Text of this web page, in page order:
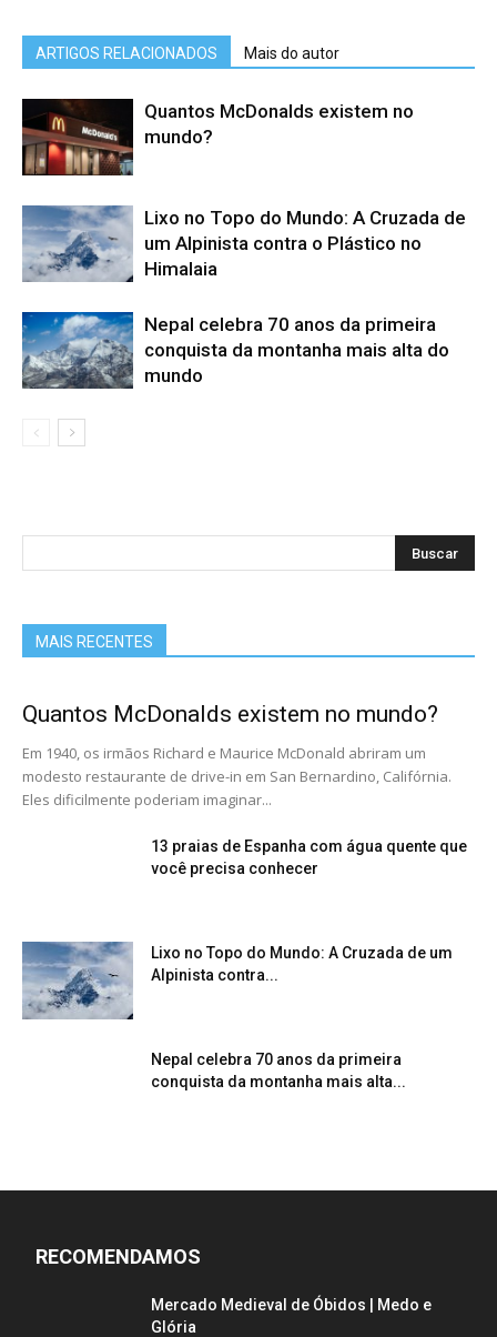
ARTIGOS RELACIONADOS Mais do autor
Quantos McDonalds existem no
mundo?
Lixo no Topo do Mundo: A Cruzada de
um Alpinista contra o Plástico no
Himalaia
Nepal celebra 70 anos da primeira
conquista da montanha mais alta do
mundo
MAIS RECENTES
Quantos McDonalds existem no mundo?
Em 1940, os irmãos Richard e Maurice McDonald abriram um
modesto restaurante de drive-in em San Bernardino, Califórnia.
Eles dificilmente poderiam imaginar...
13 praias de Espanha com água quente que
você precisa conhecer
Lixo no Topo do Mundo: A Cruzada de um
Alpinista contra...
Nepal celebra 70 anos da primeira
conquista da montanha mais alta...
RECOMENDAMOS
Mercado Medieval de Óbidos | Medo e
Glória